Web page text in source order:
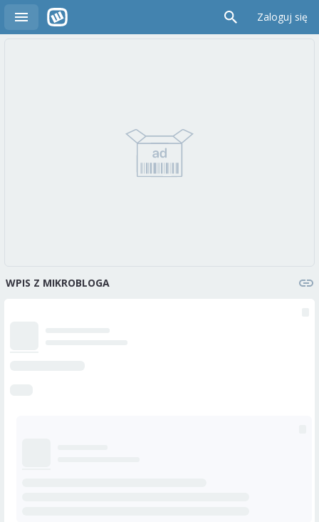
Zaloguj się
WPIS Z MIKROBLOGA